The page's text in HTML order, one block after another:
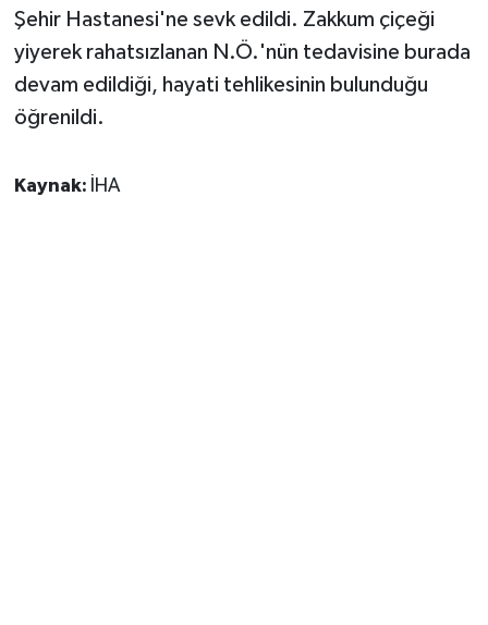
Şehir Hastanesi'ne sevk edildi. Zakkum çiçeği
yiyerek rahatsızlanan N.Ö.'nün tedavisine burada
devam edildiği, hayati tehlikesinin bulunduğu
öğrenildi.
Kaynak: İHA